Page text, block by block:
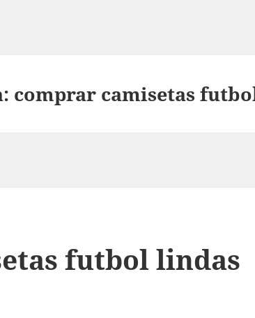
comprar camisetas
futbol lindas